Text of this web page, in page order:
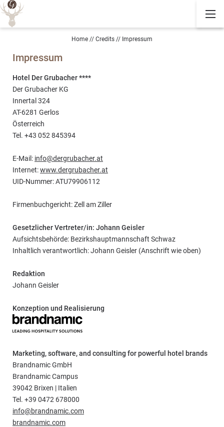
Home // Credits // Impressum
Impressum
Hotel Der Grubacher ****
Der Grubacher KG
Innertal 324
AT-6281 Gerlos
Österreich
Tel. +43 052 845394
E-Mail: info@dergrubacher.at
Internet:www.dergrubacher.at
UID-Nummer: ATU79906112
Firmenbuchgericht: Zell am Ziller
Gesetzlicher Vertreter/in: Johann Geisler
Aufsichtsbehörde: Bezirkshauptmannschaft Schwaz
Inhaltlich verantwortlich: Johann Geisler (Anschrift wie oben)
Redaktion
Johann Geisler
Konzeption und Realisierung
Marketing, software, and consulting for powerful hotel brands
Brandnamic GmbH
Brandnamic Campus
39042 Brixen | Italien
Tel. +39 0472 678000
info@brandnamic.com
brandnamic.com